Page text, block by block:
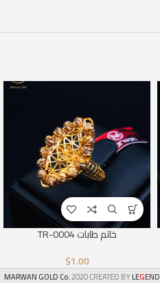
خاتم طابات TR-0004
$1.00
MARWAN GOLD Co.2020 CREATED BYLEGEND